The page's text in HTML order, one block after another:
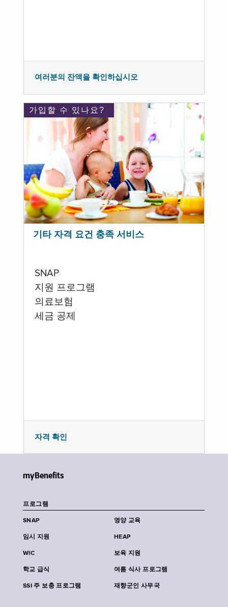
여러분의 잔액을 확인하십시오
가입할 수 있나요?
기타 자격 요건 충족 서비스
SNAP
지원 프로그램
의료보험
세금 공제
자격 확인
myBenefits
프로그램
SNAP 영양 교육
임시 지원 HEAP
WIC 보육 지원
학교 급식 여름 식사 프로그램
SSI 주 보충 프로그램 재향군인 사무국